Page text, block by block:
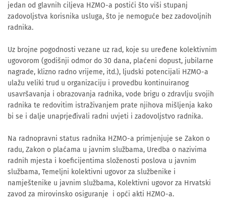
jedan od glavnih ciljeva HZMO-a postići što viši stupanj
zadovoljstva korisnika usluga, što je nemoguće bez zadovoljnih
radnika.
Uz brojne pogodnosti vezane uz rad, koje su uređene kolektivnim
ugovorom (godišnji odmor do 30 dana, plaćeni dopust, jubilarne
nagrade, klizno radno vrijeme, itd.), ljudski potencijali HZMO-a
ulažu veliki trud u organizaciju i provedbu kontinuiranog
usavršavanja i obrazovanja radnika, vode brigu o zdravlju svojih
radnika te redovitim istraživanjem prate njihova mišljenja kako
bi se i dalje unaprjeđivali radni uvjeti i zadovoljstvo radnika.
Na radnopravni status radnika HZMO-a primjenjuje se Zakon o
radu, Zakon o plaćama u javnim službama, Uredba o nazivima
radnih mjesta i koeficijentima složenosti poslova u javnim
službama, Temeljni kolektivni ugovor za službenike i
namještenike u javnim službama, Kolektivni ugovor za Hrvatski
zavod za mirovinsko osiguranje i opći akti HZMO-a.